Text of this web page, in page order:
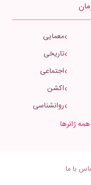
معمایی
تاریخی
اجتماعی
اکشن
روانشناسی
ژانرها
با ما